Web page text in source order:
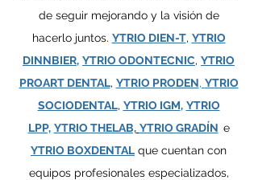
de seguir mejorando y la visión de
hacerlo juntos. YTRIO DIEN-T, YTRIO
DINNBIER, YTRIO ODONTECNIC, YTRIO
PROART DENTAL, YTRIO PRODEN, YTRIO
SOCIODENTAL, YTRIO IGM, YTRIO
LPP, YTRIO THELAB, YTRIO GRADÍN e
YTRIO BOXDENTAL que cuentan con
equipos profesionales especializados,